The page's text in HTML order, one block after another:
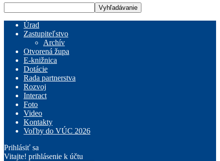
Úrad
Zastupiteľstvo
Archív
Otvorená župa
E-knižnica
Dotácie
Rada partnerstva
Rozvoj
Interact
Foto
Video
Kontakty
Voľby do VÚC 2026
Prihlásiť sa
Vitajte! prihlásenie k účtu